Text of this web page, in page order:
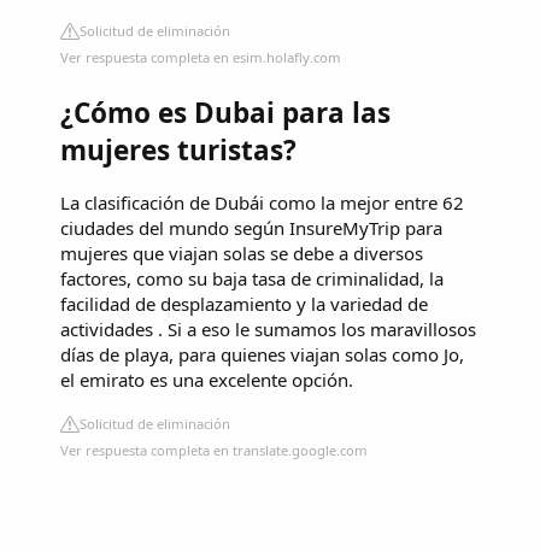
Solicitud de eliminación
Ver respuesta completa en esim.holafly.com
¿Cómo es Dubai para las
mujeres turistas?
La clasificación de Dubái como la mejor entre 62
ciudades del mundo según InsureMyTrip para
mujeres que viajan solas se debe a diversos
factores, como su baja tasa de criminalidad, la
facilidad de desplazamiento y la variedad de
actividades . Si a eso le sumamos los maravillosos
días de playa, para quienes viajan solas como Jo,
el emirato es una excelente opción.
Solicitud de eliminación
Ver respuesta completa en translate.google.com